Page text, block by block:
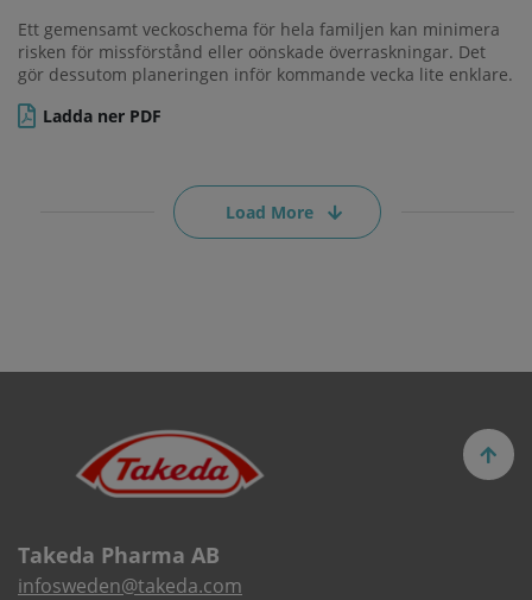
Ett gemensamt veckoschema för hela familjen kan minimera
risken för missförstånd eller oönskade överraskningar. Det
gör dessutom planeringen inför kommande vecka lite enklare.
Ladda ner PDF
Load More
Takeda Pharma AB
infosweden@takeda.com